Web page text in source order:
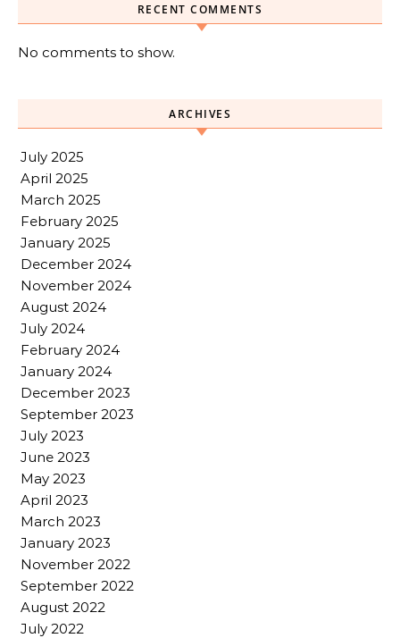
RECENT COMMENTS
No comments to show.
ARCHIVES
July 2025
April 2025
March 2025
February 2025
January 2025
December 2024
November 2024
August 2024
July 2024
February 2024
January 2024
December 2023
September 2023
July 2023
June 2023
May 2023
April 2023
March 2023
January 2023
November 2022
September 2022
August 2022
July 2022